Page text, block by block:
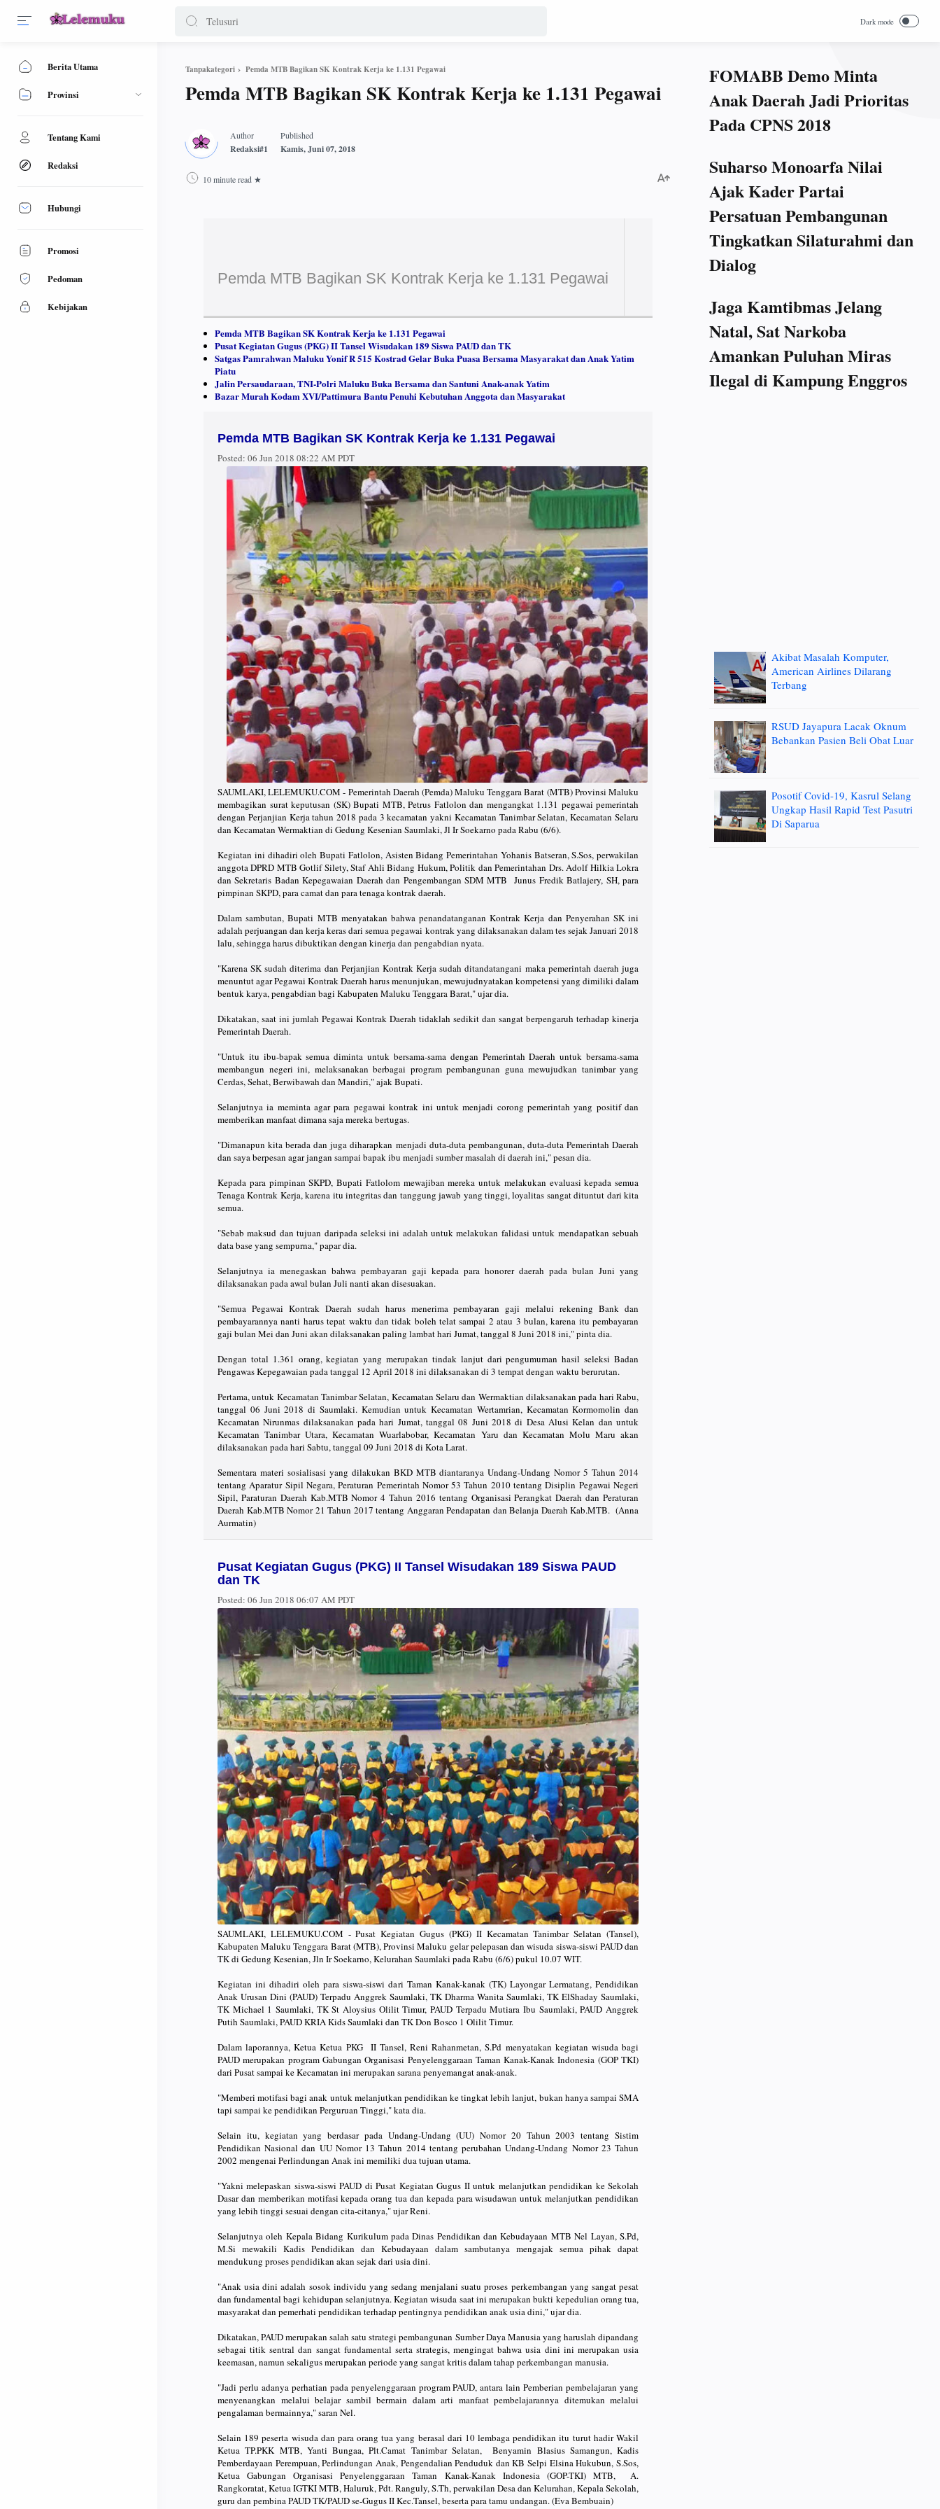
Tanpakategori Pemda MTB Bagikan SK Kontrak Kerja ke 1.131 Pegawai
Pemda MTB Bagikan SK Kontrak Kerja ke 1.131 Pegawai
10 minute read
Pemda MTB Bagikan SK Kontrak Kerja ke 1.131 Pegawai
Pemda MTB Bagikan SK Kontrak Kerja ke 1.131 Pegawai
Pusat Kegiatan Gugus (PKG) II Tansel Wisudakan 189 Siswa PAUD dan TK
Satgas Pamrahwan Maluku Yonif R 515 Kostrad Gelar Buka Puasa Bersama Masyarakat dan Anak Yatim
Piatu
Jalin Persaudaraan, TNI-Polri Maluku Buka Bersama dan Santuni Anak-anak Yatim
Bazar Murah Kodam XVI/Pattimura Bantu Penuhi Kebutuhan Anggota dan Masyarakat
Pemda MTB Bagikan SK Kontrak Kerja ke 1.131 Pegawai
Posted: 06 Jun 2018 08:22 AM PDT
SAUMLAKI, LELEMUKU.COM - Pemerintah Daerah (Pemda) Maluku Tenggara Barat (MTB) Provinsi Maluku
membagikan surat keputusan (SK) Bupati MTB, Petrus Fatlolon dan mengangkat 1.131 pegawai pemerintah
dengan Perjanjian Kerja tahun 2018 pada 3 kecamatan yakni Kecamatan Tanimbar Selatan, Kecamatan Selaru
dan Kecamatan Wermaktian di Gedung Kesenian Saumlaki, Jl Ir Soekarno pada Rabu (6/6).
Kegiatan ini dihadiri oleh Bupati Fatlolon, Asisten Bidang Pemerintahan Yohanis Batseran, S.Sos, perwakilan
anggota DPRD MTB Gotlif Silety, Staf Ahli Bidang Hukum, Politik dan Pemerintahan Drs. Adolf Hilkia Lokra
dan Sekretaris Badan Kepegawaian Daerah dan Pengembangan SDM MTB Junus Fredik Batlajery, SH, para
pimpinan SKPD, para camat dan para tenaga kontrak daerah.
Dalam sambutan, Bupati MTB menyatakan bahwa penandatanganan Kontrak Kerja dan Penyerahan SK ini
adalah perjuangan dan kerja keras dari semua pegawai kontrak yang dilaksanakan dalam tes sejak Januari 2018
lalu, sehingga harus dibuktikan dengan kinerja dan pengabdian nyata.
"Karena SK sudah diterima dan Perjanjian Kontrak Kerja sudah ditandatangani maka pemerintah daerah juga
menuntut agar Pegawai Kontrak Daerah harus menunjukan, mewujudnyatakan kompetensi yang dimiliki dalam
bentuk karya, pengabdian bagi Kabupaten Maluku Tenggara Barat," ujar dia.
Dikatakan, saat ini jumlah Pegawai Kontrak Daerah tidaklah sedikit dan sangat berpengaruh terhadap kinerja
Pemerintah Daerah.
"Untuk itu ibu-bapak semua diminta untuk bersama-sama dengan Pemerintah Daerah untuk bersama-sama
membangun negeri ini, melaksanakan berbagai program pembangunan guna mewujudkan tanimbar yang
Cerdas, Sehat, Berwibawah dan Mandiri," ajak Bupati.
Selanjutnya ia meminta agar para pegawai kontrak ini untuk menjadi corong pemerintah yang positif dan
memberikan manfaat dimana saja mereka bertugas.
"Dimanapun kita berada dan juga diharapkan menjadi duta-duta pembangunan, duta-duta Pemerintah Daerah
dan saya berpesan agar jangan sampai bapak ibu menjadi sumber masalah di daerah ini," pesan dia.
Kepada para pimpinan SKPD, Bupati Fatlolom mewajiban mereka untuk melakukan evaluasi kepada semua
Tenaga Kontrak Kerja, karena itu integritas dan tanggung jawab yang tinggi, loyalitas sangat dituntut dari kita
semua.
"Sebab maksud dan tujuan daripada seleksi ini adalah untuk melakukan falidasi untuk mendapatkan sebuah
data base yang sempurna," papar dia.
Selanjutnya ia menegaskan bahwa pembayaran gaji kepada para honorer daerah pada bulan Juni yang
dilaksanakan pada awal bulan Juli nanti akan disesuakan.
"Semua Pegawai Kontrak Daerah sudah harus menerima pembayaran gaji melalui rekening Bank dan
pembayarannya nanti harus tepat waktu dan tidak boleh telat sampai 2 atau 3 bulan, karena itu pembayaran
gaji bulan Mei dan Juni akan dilaksanakan paling lambat hari Jumat, tanggal 8 Juni 2018 ini," pinta dia.
Dengan total 1.361 orang, kegiatan yang merupakan tindak lanjut dari pengumuman hasil seleksi Badan
Pengawas Kepegawaian pada tanggal 12 April 2018 ini dilaksanakan di 3 tempat dengan waktu berurutan.
Pertama, untuk Kecamatan Tanimbar Selatan, Kecamatan Selaru dan Wermaktian dilaksanakan pada hari Rabu,
tanggal 06 Juni 2018 di Saumlaki. Kemudian untuk Kecamatan Wertamrian, Kecamatan Kormomolin dan
Kecamatan Nirunmas dilaksanakan pada hari Jumat, tanggal 08 Juni 2018 di Desa Alusi Kelan dan untuk
Kecamatan Tanimbar Utara, Kecamatan Wuarlabobar, Kecamatan Yaru dan Kecamatan Molu Maru akan
dilaksanakan pada hari Sabtu, tanggal 09 Juni 2018 di Kota Larat.
Sementara materi sosialisasi yang dilakukan BKD MTB diantaranya Undang-Undang Nomor 5 Tahun 2014
tentang Aparatur Sipil Negara, Peraturan Pemerintah Nomor 53 Tahun 2010 tentang Disiplin Pegawai Negeri
Sipil, Paraturan Daerah Kab.MTB Nomor 4 Tahun 2016 tentang Organisasi Perangkat Daerah dan Peraturan
Daerah Kab.MTB Nomor 21 Tahun 2017 tentang Anggaran Pendapatan dan Belanja Daerah Kab.MTB. (Anna
Aurmatin)
Pusat Kegiatan Gugus (PKG) II Tansel Wisudakan 189 Siswa PAUD
dan TK
Posted: 06 Jun 2018 06:07 AM PDT
SAUMLAKI, LELEMUKU.COM - Pusat Kegiatan Gugus (PKG) II Kecamatan Tanimbar Selatan (Tansel),
Kabupaten Maluku Tenggara Barat (MTB), Provinsi Maluku gelar pelepasan dan wisuda siswa-siswi PAUD dan
TK di Gedung Kesenian, Jln Ir Soekarno, Kelurahan Saumlaki pada Rabu (6/6) pukul 10.07 WIT.
Kegiatan ini dihadiri oleh para siswa-siswi dari Taman Kanak-kanak (TK) Layongar Lermatang, Pendidikan
Anak Urusan Dini (PAUD) Terpadu Anggrek Saumlaki, TK Dharma Wanita Saumlaki, TK ElShaday Saumlaki,
TK Michael 1 Saumlaki, TK St Aloysius Olilit Timur, PAUD Terpadu Mutiara Ibu Saumlaki, PAUD Anggrek
Putih Saumlaki, PAUD KRIA Kids Saumlaki dan TK Don Bosco 1 Olilit Timur.
Dalam laporannya, Ketua Ketua PKG II Tansel, Reni Rahanmetan, S.Pd menyatakan kegiatan wisuda bagi
PAUD merupakan program Gabungan Organisasi Penyelenggaraan Taman Kanak-Kanak Indonesia (GOP TKI)
dari Pusat sampai ke Kecamatan ini merupakan sarana penyemangat anak-anak.
"Memberi motifasi bagi anak untuk melanjutkan pendidikan ke tingkat lebih lanjut, bukan hanya sampai SMA
tapi sampai ke pendidikan Perguruan Tinggi," kata dia.
Selain itu, kegiatan yang berdasar pada Undang-Undang (UU) Nomor 20 Tahun 2003 tentang Sistim
Pendidikan Nasional dan UU Nomor 13 Tahun 2014 tentang perubahan Undang-Undang Nomor 23 Tahun
2002 mengenai Perlindungan Anak ini memiliki dua tujuan utama.
"Yakni melepaskan siswa-siswi PAUD di Pusat Kegiatan Gugus II untuk melanjutkan pendidikan ke Sekolah
Dasar dan memberikan motifasi kepada orang tua dan kepada para wisudawan untuk melanjutkan pendidikan
yang lebih tinggi sesuai dengan cita-citanya," ujar Reni.
Selanjutnya oleh Kepala Bidang Kurikulum pada Dinas Pendidikan dan Kebudayaan MTB Nel Layan, S.Pd,
M.Si mewakili Kadis Pendidikan dan Kebudayaan dalam sambutanya mengajak semua pihak dapat
mendukung proses pendidikan akan sejak dari usia dini.
"Anak usia dini adalah sosok individu yang sedang menjalani suatu proses perkembangan yang sangat pesat
dan fundamental bagi kehidupan selanjutnya. Kegiatan wisuda saat ini merupakan bukti kepedulian orang tua,
masyarakat dan pemerhati pendidikan terhadap pentingnya pendidikan anak usia dini," ujar dia.
Dikatakan, PAUD merupakan salah satu strategi pembangunan Sumber Daya Manusia yang haruslah dipandang
sebagai titik sentral dan sangat fundamental serta strategis, mengingat bahwa usia dini ini merupakan usia
keemasan, namun sekaligus merupakan periode yang sangat kritis dalam tahap perkembangan manusia.
"Jadi perlu adanya perhatian pada penyelenggaraan program PAUD, antara lain Pemberian pembelajaran yang
menyenangkan melalui belajar sambil bermain dalam arti manfaat pembelajarannya ditemukan melalui
pengalaman bermainnya," saran Nel.
Selain 189 peserta wisuda dan para orang tua yang berasal dari 10 lembaga pendidikan itu turut hadir Wakil
Ketua TP.PKK MTB, Yanti Bungaa, Plt.Camat Tanimbar Selatan, Benyamin Blasius Samangun, Kadis
Pemberdayaan Perempuan, Perlindungan Anak, Pengendalian Penduduk dan KB Selpi Elsina Hukubun, S.Sos,
Ketua Gabungan Organisasi Penyelenggaraan Taman Kanak-Kanak Indonesia (GOP-TKI) MTB, A.
Rangkoratat, Ketua IGTKI MTB, Haluruk, Pdt. Ranguly, S.Th, perwakilan Desa dan Kelurahan, Kepala Sekolah,
guru dan pembina PAUD TK/PAUD se-Gugus II Kec.Tansel, beserta para tamu undangan. (Eva Bembuain)
FOMABB Demo Minta
Anak Daerah Jadi Prioritas
Pada CPNS 2018
Suharso Monoarfa Nilai
Ajak Kader Partai
Persatuan Pembangunan
Tingkatkan Silaturahmi dan
Dialog
Jaga Kamtibmas Jelang
Natal, Sat Narkoba
Amankan Puluhan Miras
Ilegal di Kampung Enggros
Akibat Masalah Komputer,
American Airlines Dilarang
Terbang
RSUD Jayapura Lacak Oknum
Bebankan Pasien Beli Obat Luar
Posotif Covid-19, Kasrul Selang
Ungkap Hasil Rapid Test Pasutri
Di Saparua
Berita Utama
Provinsi
Tentang Kami
Redaksi
Hubungi
Promosi
Pedoman
Kebijakan